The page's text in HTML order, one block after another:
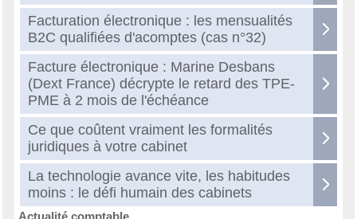
Facturation électronique : les mensualités
B2C qualifiées d'acomptes (cas n°32)
Facture électronique : Marine Desbans
(Dext France) décrypte le retard des TPE-
PME à 2 mois de l'échéance
Ce que coûtent vraiment les formalités
juridiques à votre cabinet
La technologie avance vite, les habitudes
moins : le défi humain des cabinets
Actualité comptable